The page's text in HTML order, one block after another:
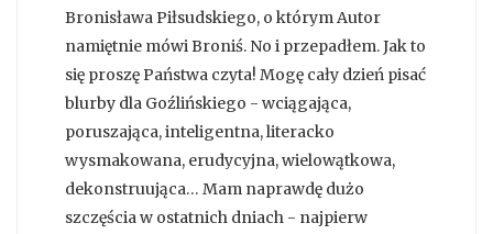
Bronisława Piłsudskiego, o którym Autor
namiętnie mówi Broniś. No i przepadłem. Jak to
się proszę Państwa czyta! Mogę cały dzień pisać
blurby dla Goźlińskiego - wciągająca,
poruszająca, inteligentna, literacko
wysmakowana, erudycyjna, wielowątkowa,
dekonstruująca… Mam naprawdę dużo
szczęścia w ostatnich dniach - najpierw